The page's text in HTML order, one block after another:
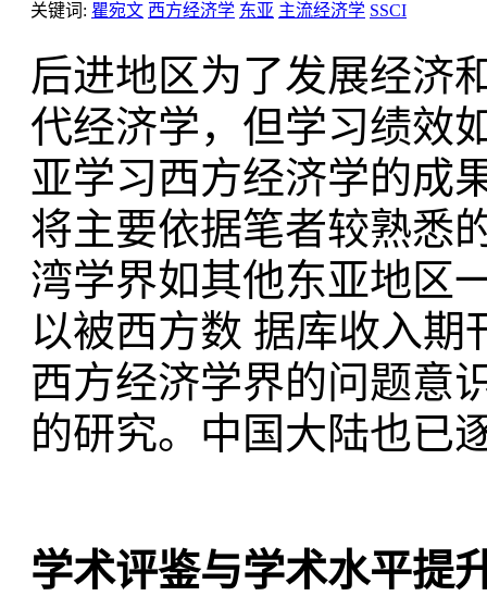
关键词: 瞿宛文 西方经济学 东亚 主流经济学 SSCI
后进地区为了发展经济
代经济学，但学习绩效
亚学习西方经济学的成
将主要依据笔者较熟悉
湾学界如其他东亚地区
以被西方数 据库收入
西方经济学界的问题意
的研究。中国大陆也已
学术评鉴与学术水平提